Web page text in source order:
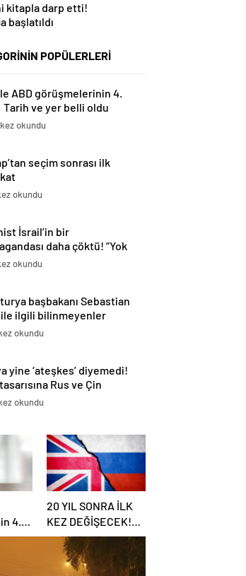
kitapla darp etti!
başlatıldı
POPÜLERLERİ
ABD görüşmelerinin 4.
ve yer belli oldu
okundu
seçim sonrası ilk
okundu
İsrail’in bir
daha çöktü! “Yok
demişlerdi
okundu
başbakanı Sebastian
ile ilgili bilinmeyenler
okundu
yine ‘ateşkes’ diyemedi!
Rus ve Çin
okundu
4.
yer
20 YIL SONRA İLK
KEZ DEĞİŞECEK!
Rusya ile olası
savaş…
İngiltere’nin gizli